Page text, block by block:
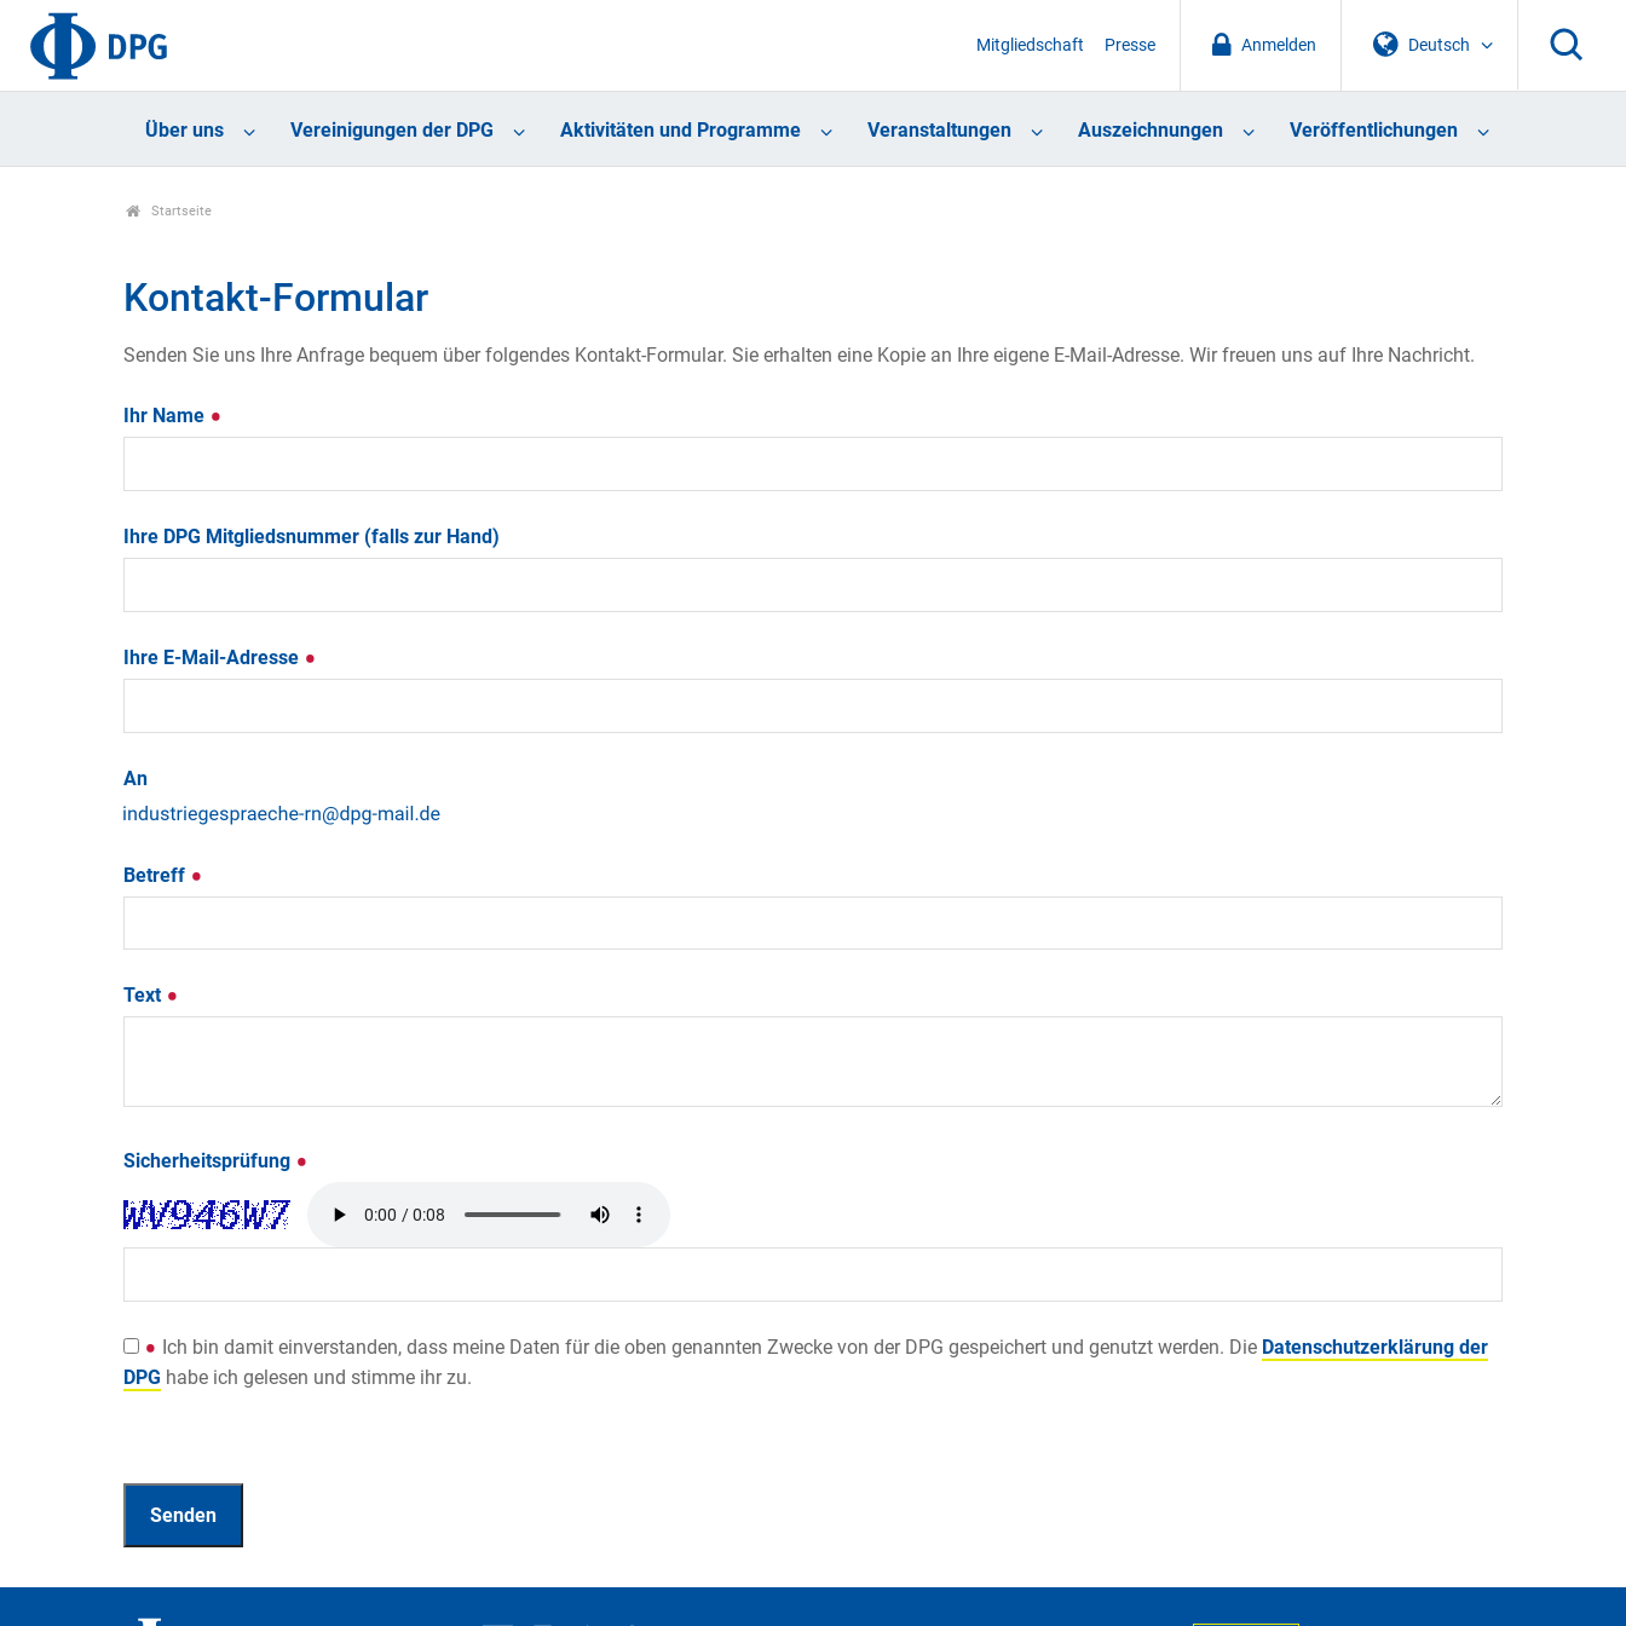
Deutsch
Anmelden
Mitgliedschaft Presse
Über uns Vereinigungen der DPG Aktivitäten und Programme Veranstaltungen Auszeichnungen Veröffentlichungen
Startseite
Kontakt-Formular
Senden Sie uns Ihre Anfrage bequem über folgendes Kontakt-Formular. Sie erhalten eine Kopie an Ihre eigene E-Mail-Adresse. Wir freuen uns auf Ihre Nachricht.
Ihr Name
Ihre DPG Mitgliedsnummer (falls zur Hand)
Ihre E-Mail-Adresse
An
Betreff
Text
Sicherheitsprüfung
Ich bin damit einverstanden, dass meine Daten für die oben genannten Zwecke von der DPG gespeichert und genutzt werden. Die Datenschutzerklärung der
DPG habe ich gelesen und stimme ihr zu.